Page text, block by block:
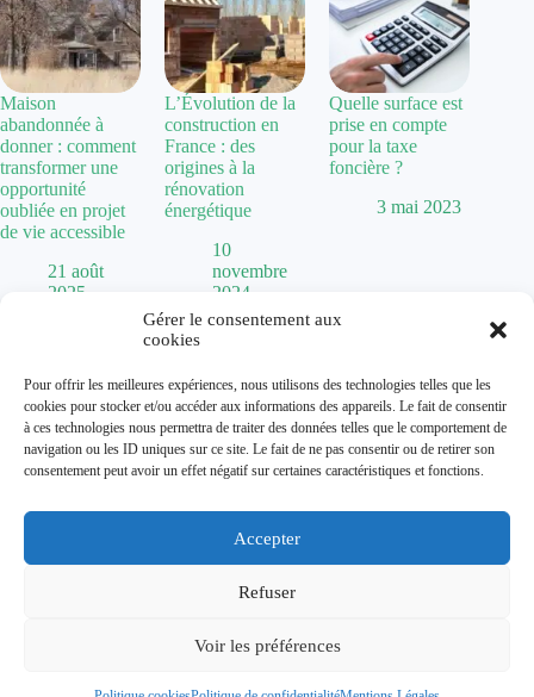
Gérer le consentement aux
cookies
Pour offrir les meilleures expériences, nous utilisons des technologies telles que les
cookies pour stocker et/ou accéder aux informations des appareils. Le fait de consentir
à ces technologies nous permettra de traiter des données telles que le comportement de
navigation ou les ID uniques sur ce site. Le fait de ne pas consentir ou de retirer son
consentement peut avoir un effet négatif sur certaines caractéristiques et fonctions.
Accepter
Refuser
Voir les préférences
Maison
abandonnée à
donner : comment
transformer une
opportunité
oubliée en projet
de vie accessible
21 août
2025
L’Évolution de la
construction en
France : des
origines à la
rénovation
énergétique
10
novembre
2024
Quelle surface est
prise en compte
pour la taxe
foncière ?
3 mai 2023
Mentions Légales
Plan de site
Contact
À propos
Dolum magazine vous guide dans l'art de transformer votre
habitat. De lachaise Baumannvintage aux tendances comme
, nous explorons toutes les facettes de la
projet de rénovation ou que vous souhaitiez optimiser
vos projets d'aménagement.